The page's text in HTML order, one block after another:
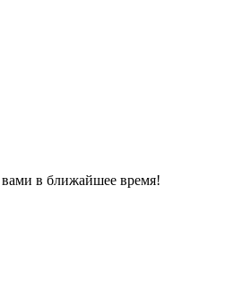
в ближайшее время!